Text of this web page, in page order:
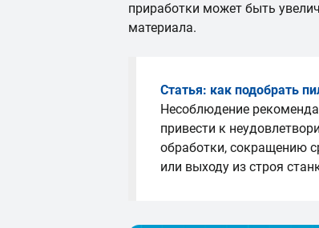
приработки может быть
материала.
Статья: как подобрать
Несоблюдение
привести к
обработки, сокращению
или выходу из строя